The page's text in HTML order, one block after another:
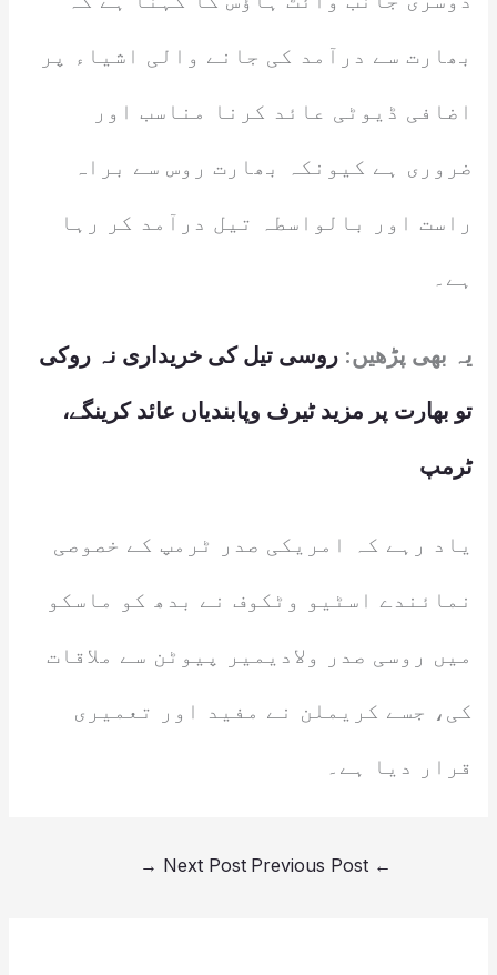
بھارت سے درآمد کی جانے والی اشیاء پر
اضافی ڈیوٹی عائد کرنا مناسب اور
ضروری ہے کیونکہ بھارت روس سے براہ
راست اور بالواسطہ تیل درآمد کر رہا
ہے۔
یہ بھی پڑھیں: روسی تیل کی خریداری نہ روکی
تو بھارت پر مزید ٹیرف وپابندیاں عائد کرینگے،
ٹرمپ
یاد رہے کہ امریکی صدر ٹرمپ کے خصوصی
نمائندے اسٹیو وٹکوف نے بدھ کو ماسکو
میں روسی صدر ولادیمیر پیوٹن سے ملاقات
کی، جسے کریملن نے مفید اور تعمیری
قرار دیا ہے۔
←
Next Post
→